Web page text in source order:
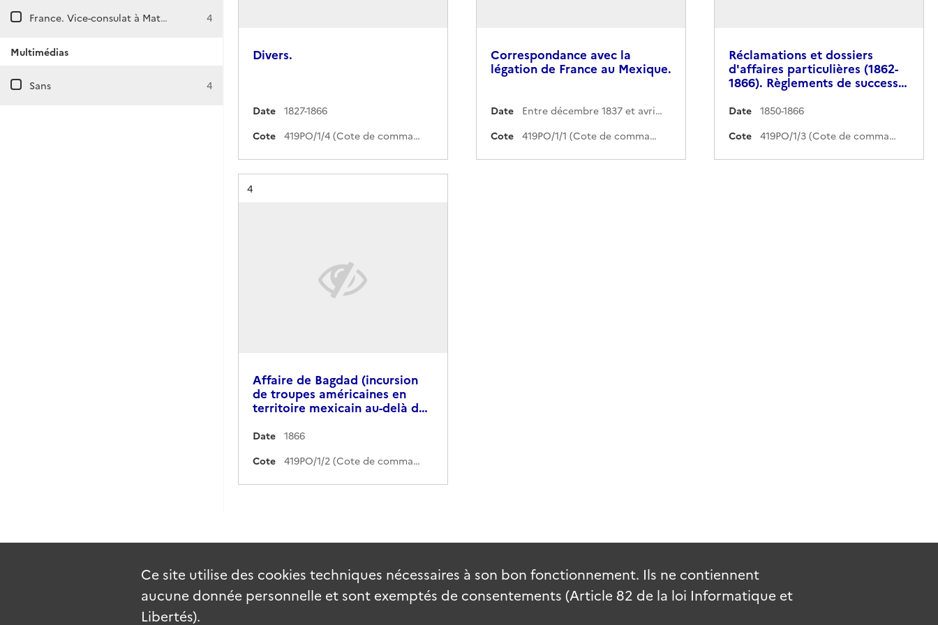
France. Vice-consulat à Matamoros (Mexique) 4
Multimédias
Sans 4
Divers.
Date 1827-1866
Cote
419PO/1/4 (Cote de commande)
Correspondance avec la
légation de France au Mexique.
Date
Entre décembre 1837 et avril 1866
Cote
419PO/1/1 (Cote de commande)
Réclamations et dossiers
d'affaires particulières (1862-
1866). Règlements de success…
Date
1850-1866
Cote
419PO/1/3 (Cote de commande)
Résultat n°
4
Affaire de Bagdad (incursion
de troupes américaines en
territoire mexicain au-delà d…
Date 1866
Cote
419PO/1/2 (Cote de commande)
Ce site utilise des cookies techniques nécessaires à son bon fonctionnement. Ils ne contiennent
aucune donnée personnelle et sont exemptés de consentements (Article 82 de la loi Informatique et
Libertés).